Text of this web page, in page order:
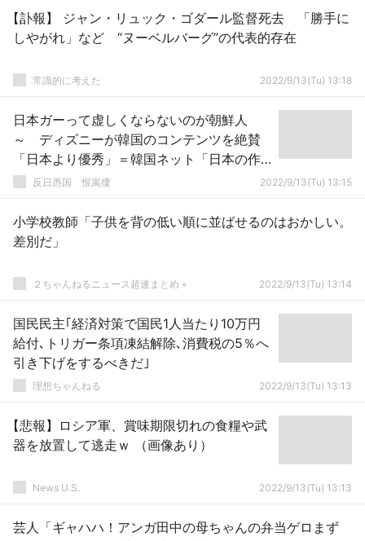
【訃報】 ジャン・リュック・ゴダール監督死去 「勝手に
しやがれ」など “ヌーベルバーグ”の代表的存在
常識的に考えた 2022/9/13(Tu) 13:18
日本ガーって虚しくならないのが朝鮮人
～ ディズニーが韓国のコンテンツを絶賛
「日本より優秀」＝韓国ネット「日本の作
品が世界的拡張性に乏しいことは事実」
反日愚国 恨寓瘻 2022/9/13(Tu) 13:15
小学校教師「子供を背の低い順に並ばせるのはおかしい。
差別だ」
２ちゃんねるニュース超速まとめ＋ 2022/9/13(Tu) 13:14
国民民主｢経済対策で国民1人当たり10万円
給付､トリガー条項凍結解除､消費税の5％へ
引き下げをするべきだ｣
理想ちゃんねる 2022/9/13(Tu) 13:13
【悲報】ロシア軍、賞味期限切れの食糧や武
器を放置して逃走ｗ （画像あり）
News U.S. 2022/9/13(Tu) 13:13
芸人「ギャハハ！アンガ田中の母ちゃんの弁当ゲロまず